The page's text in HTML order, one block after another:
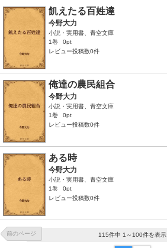
飢えたる百姓達
今野大力
小説・実用書、青空文庫
1巻
0pt
レビュー投稿数0件
俺達の農民組合
今野大力
小説・実用書、青空文庫
1巻
0pt
レビュー投稿数0件
ある時
今野大力
小説・実用書、青空文庫
1巻
0pt
レビュー投稿数0件
前のページ 115件中 1～100件を表示